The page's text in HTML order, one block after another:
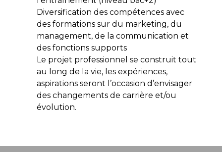
Diversification des compétences avec
des formations sur du marketing, du
management, de la communication et
des fonctions supports
Le projet professionnel se construit tout
au long de la vie, les expériences,
aspirations seront l’occasion d’envisager
des changements de carrière et/ou
évolution.